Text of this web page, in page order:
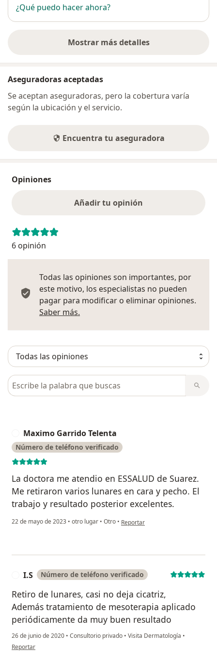
¿Qué puedo hacer ahora?
Mostrar más detalles
sobre la dirección
Aseguradoras aceptadas
Se aceptan aseguradoras, pero la cobertura varía
según la ubicación y el servicio.
Encuentra tu aseguradora
Opiniones
Añadir tu opinión
6 opinión
Todas las opiniones son importantes, por
este motivo, los especialistas no pueden
pagar para modificar o eliminar opiniones.
Saber más.
Busca en opiniones
Maximo Garrido Telenta
Número de teléfono verificado
La doctora me atendio en ESSALUD de Suarez.
Me retiraron varios lunares en cara y pecho. El
trabajo y resultado posterior excelentes.
22 de mayo de 2023 • otro lugar • Otro • en opinión del usuario Maximo
Reportar
I.S Número de teléfono verificado
Retiro de lunares, casi no deja cicatriz,
Además tratamiento de mesoterapia aplicado
periódicamente da muy buen resultado
26 de junio de 2020 • Consultorio privado • Visita Dermatología •
en opinión del usuario I.S
Reportar